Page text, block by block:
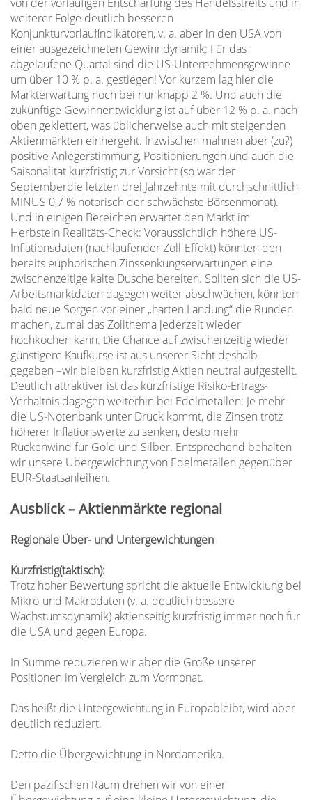
weiterer Folge deutlich besseren
Konjunkturvorlaufindikatoren, v. a. aber in den USA von
einer ausgezeichneten Gewinndynamik: Für das
abgelaufene Quartal sind die US-Unternehmensgewinne
um über 10 % p. a. gestiegen! Vor kurzem lag hier die
Markterwartung noch bei nur knapp 2 %. Und auch die
zukünftige Gewinnentwicklung ist auf über 12 % p. a. nach
oben geklettert, was üblicherweise auch mit steigenden
Aktienmärkten einhergeht. Inzwischen mahnen aber (zu?)
positive Anlegerstimmung, Positionierungen und auch die
Saisonalität kurzfristig zur Vorsicht (so war der
Septemberdie letzten drei Jahrzehnte mit durchschnittlich
MINUS 0,7 % notorisch der schwächste Börsenmonat).
Und in einigen Bereichen erwartet den Markt im
Herbstein Realitäts-Check: Voraussichtlich höhere US-
Inflationsdaten (nachlaufender Zoll-Effekt) könnten den
bereits euphorischen Zinssenkungserwartungen eine
zwischenzeitige kalte Dusche bereiten. Sollten sich die US-
Arbeitsmarktdaten dagegen weiter abschwächen, könnten
bald neue Sorgen vor einer „harten Landung“ die Runden
machen, zumal das Zollthema jederzeit wieder
hochkochen kann. Die Chance auf zwischenzeitig wieder
günstigere Kaufkurse ist aus unserer Sicht deshalb
gegeben –wir bleiben kurzfristig Aktien neutral aufgestellt.
Deutlich attraktiver ist das kurzfristige Risiko-Ertrags-
Verhältnis dagegen weiterhin bei Edelmetallen: Je mehr
die US-Notenbank unter Druck kommt, die Zinsen trotz
höherer Inflationswerte zu senken, desto mehr
Rückenwind für Gold und Silber. Entsprechend behalten
wir unsere Übergewichtung von Edelmetallen gegenüber
EUR-Staatsanleihen.
Ausblick – Aktienmärkte regional
Regionale Über- und Untergewichtungen
Kurzfristig(taktisch):
Trotz hoher Bewertung spricht die aktuelle Entwicklung bei
Mikro-und Makrodaten (v. a. deutlich bessere
Wachstumsdynamik) aktienseitig kurzfristig immer noch für
die USA und gegen Europa.
In Summe reduzieren wir aber die Größe unserer
Positionen im Vergleich zum Vormonat.
Das heißt die Untergewichtung in Europableibt, wird aber
deutlich reduziert.
Detto die Übergewichtung in Nordamerika.
Den pazifischen Raum drehen wir von einer